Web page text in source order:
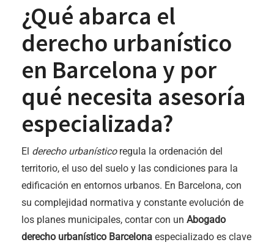
¿Qué abarca el
derecho urbanístico
en Barcelona y por
qué necesita asesoría
especializada?
El derecho urbanísticoregula la ordenación del
territorio, el uso del suelo y las condiciones para la
edificación en entornos urbanos. En Barcelona, con
su complejidad normativa y constante evolución de
los planes municipales, contar con un Abogado
derecho urbanístico Barcelona especializado es clave